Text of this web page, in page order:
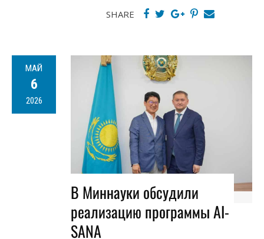
SHARE
МАЙ
6
2026
В Миннауки обсудили
реализацию программы AI-
SANA